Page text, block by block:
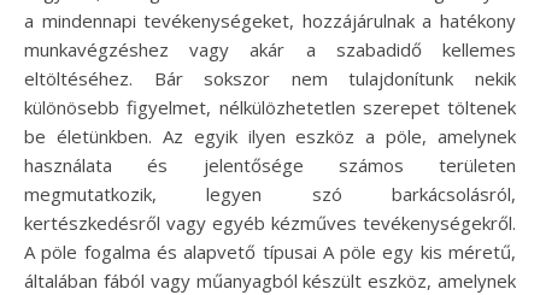
a mindennapi tevékenységeket, hozzájárulnak a hatékony
munkavégzéshez vagy akár a szabadidő kellemes
eltöltéséhez. Bár sokszor nem tulajdonítunk nekik
különösebb figyelmet, nélkülözhetetlen szerepet töltenek
be életünkben. Az egyik ilyen eszköz a pöle, amelynek
használata és jelentősége számos területen
megmutatkozik, legyen szó barkácsolásról,
kertészkedésről vagy egyéb kézműves tevékenységekről.
A pöle fogalma és alapvető típusai A pöle egy kis méretű,
általában fából vagy műanyagból készült eszköz, amelynek